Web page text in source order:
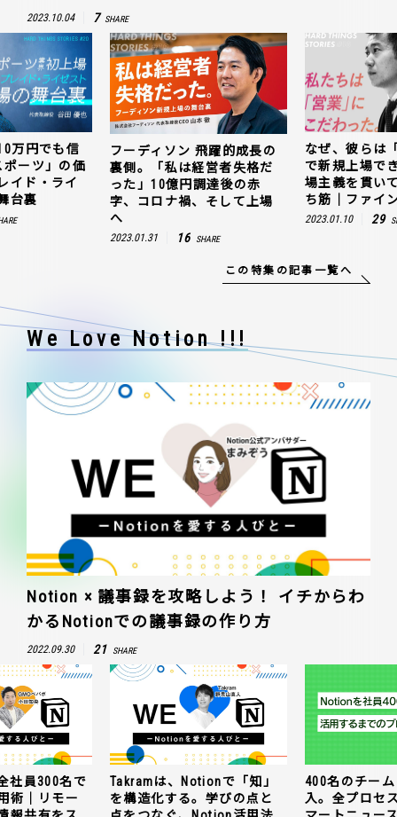
2023.10.04 7 SHARE
万円でも信
ーツ」の価
イド・ライ
台裏
フーディソン 飛躍的成長の
裏側。「私は経営者失格だ
った」10億円調達後の赤
字、コロナ禍、そして上場
へ
2023.01.31 16 SHARE
なぜ、彼らは
で新規上場で
場主義を貫い
ち筋｜ファイ
2023.01.10 29
この特集の記事一覧へ
We Love Notion !!!
Notion × 議事録を攻略しよう！ イチからわ
かるNotionでの議事録の作り方
2022.09.30 21 SHARE
社員300名で
術｜リモー
Takramは、Notionで「知」
を構造化する。学びの点と
400名のチー
入。全プロセ